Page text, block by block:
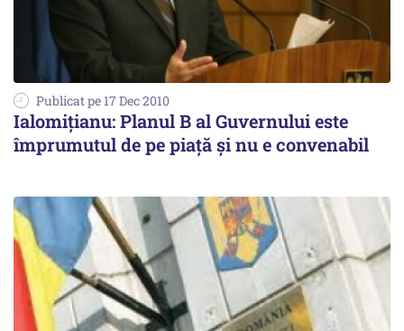
Publicat pe 17 Dec 2010
Ialomiţianu: Planul B al Guvernului este
împrumutul de pe piață și nu e convenabil